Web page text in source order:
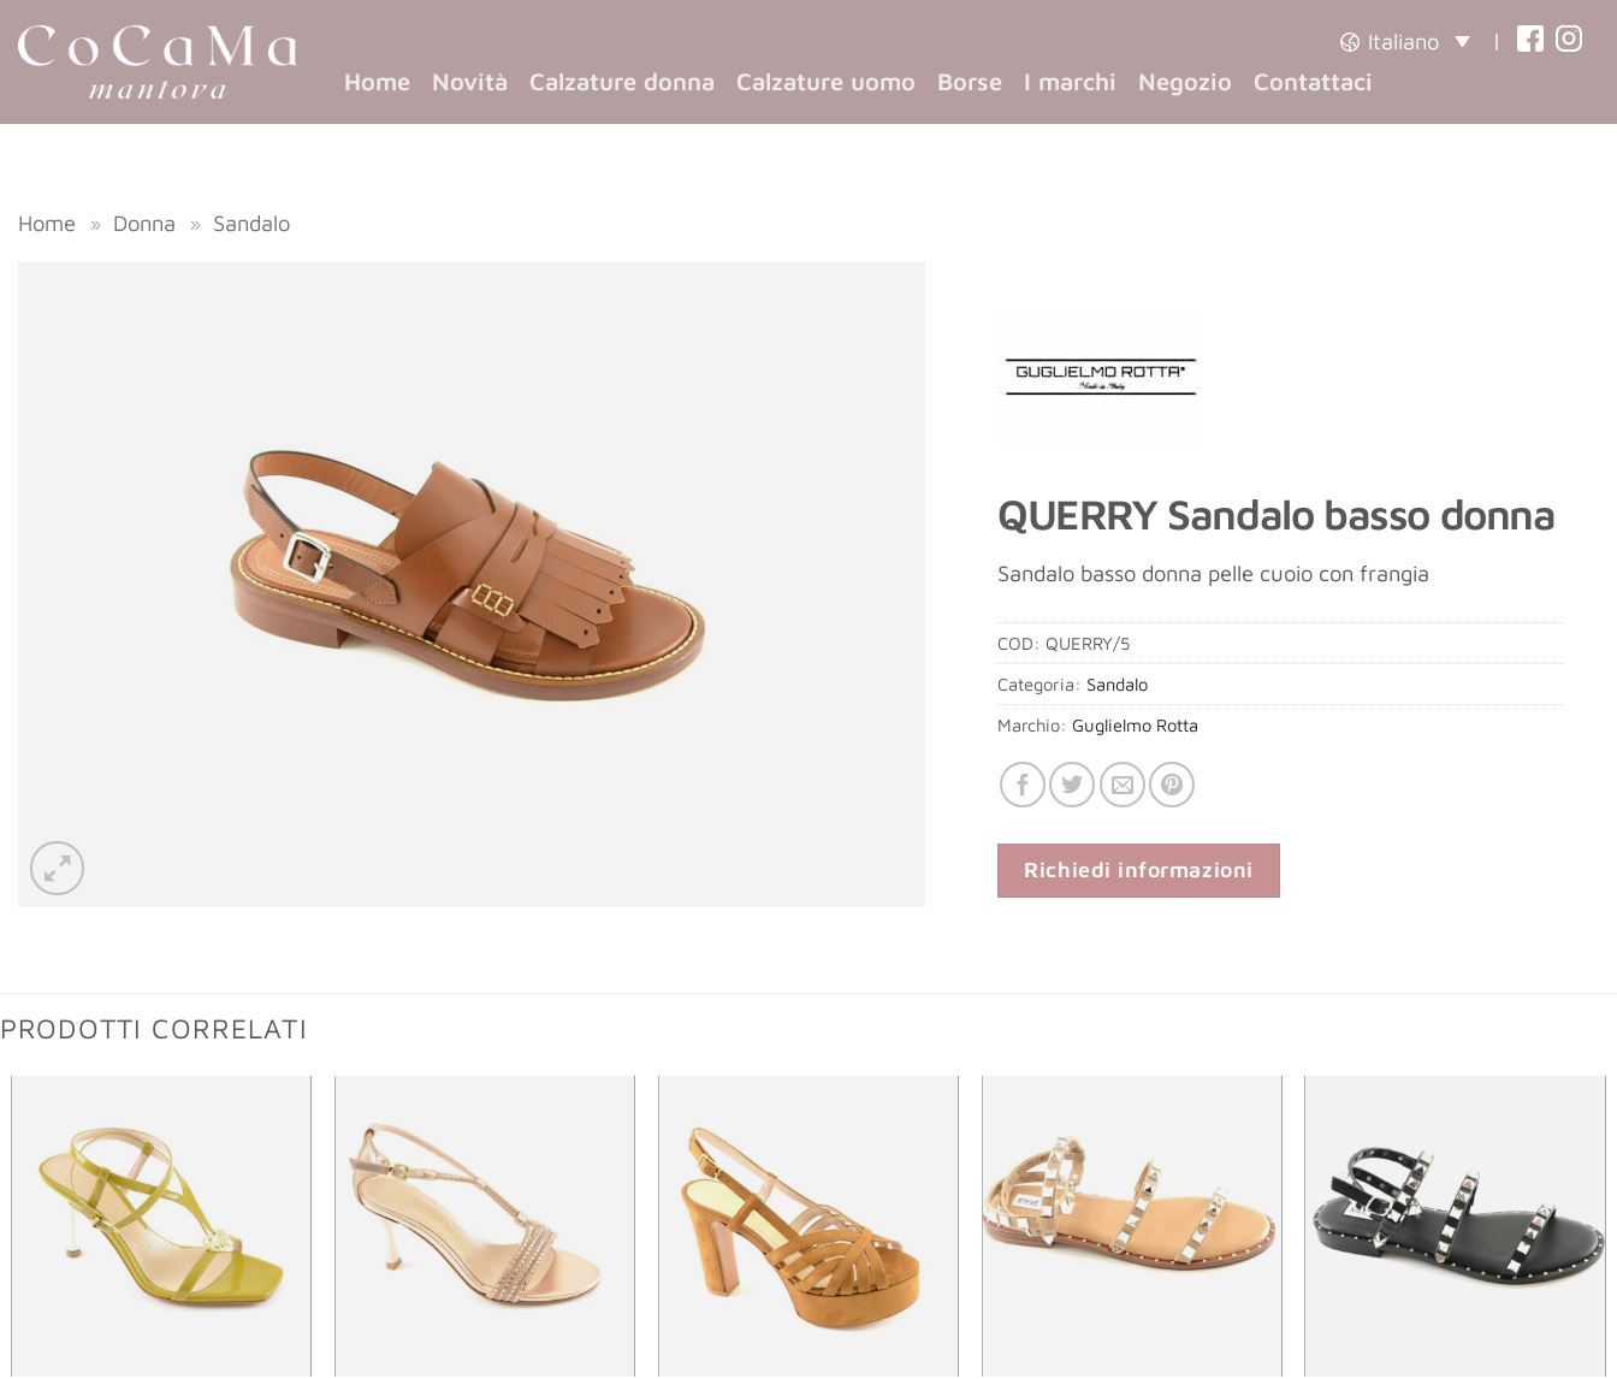
Italiano
|
Home Novità Calzature donna Calzature uomo Borse I marchi Negozio Contattaci
Home » Donna » Sandalo
QUERRY Sandalo basso donna
Sandalo basso donna pelle cuoio con frangia
COD: QUERRY/5
Categoria: Sandalo
Marchio: Guglielmo Rotta
Richiedi informazioni
PRODOTTI CORRELATI